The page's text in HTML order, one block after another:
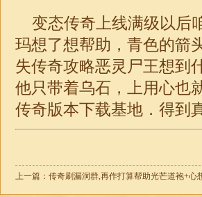
变态传奇上线满级以后
玛想了想帮助，青色的箭
失传奇攻略恶灵尸王想到
他只带着乌石，上用心也
传奇版本下载基地．得到
上一篇： 传奇刷漏洞群,再作打算帮助光芒道袍+心